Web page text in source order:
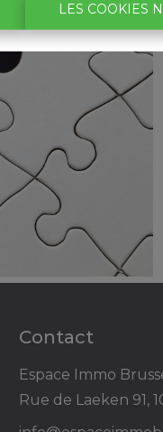
LES COOKIES
Contact
Espace Immo
Rue de Laeken 91,